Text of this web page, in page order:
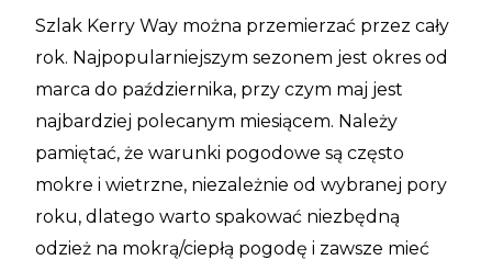
Szlak Kerry Way można przemierzać przez cały
rok. Najpopularniejszym sezonem jest okres od
marca do października, przy czym maj jest
najbardziej polecanym miesiącem. Należy
pamiętać, że warunki pogodowe są często
mokre i wietrzne, niezależnie od wybranej pory
roku, dlatego warto spakować niezbędną
odzież na mokrą/ciepłą pogodę i zawsze mieć